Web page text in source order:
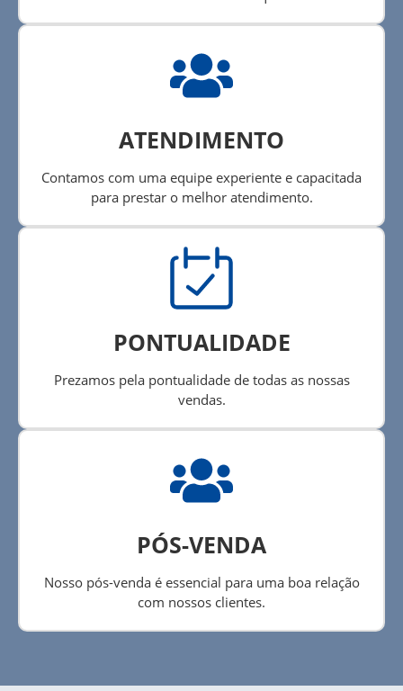
ATENDIMENTO
Contamos com uma equipe experiente e capacitada
para prestar o melhor atendimento.
PONTUALIDADE
Prezamos pela pontualidade de todas as nossas
vendas.
PÓS-VENDA
Nosso pós-venda é essencial para uma boa relação
com nossos clientes.